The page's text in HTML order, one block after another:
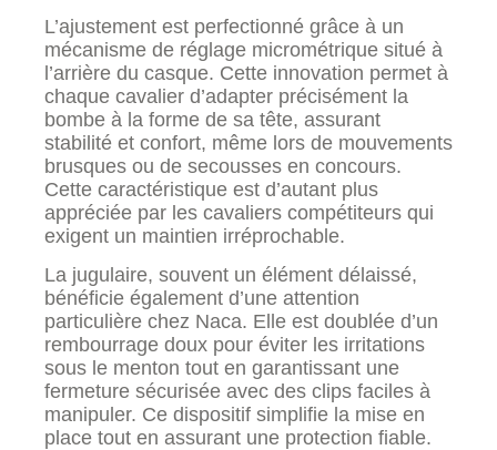
L’ajustement est perfectionné grâce à un
mécanisme de réglage micrométrique situé à
l’arrière du casque. Cette innovation permet à
chaque cavalier d’adapter précisément la
bombe à la forme de sa tête, assurant
stabilité et confort, même lors de mouvements
brusques ou de secousses en concours.
Cette caractéristique est d’autant plus
appréciée par les cavaliers compétiteurs qui
exigent un maintien irréprochable.
La jugulaire, souvent un élément délaissé,
bénéficie également d’une attention
particulière chez Naca. Elle est doublée d’un
rembourrage doux pour éviter les irritations
sous le menton tout en garantissant une
fermeture sécurisée avec des clips faciles à
manipuler. Ce dispositif simplifie la mise en
place tout en assurant une protection fiable.